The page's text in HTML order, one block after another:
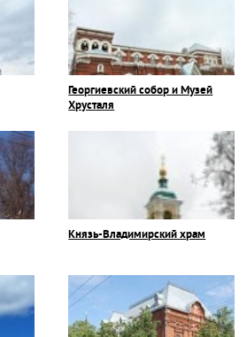
Георгиевский собор и Музей
Хрусталя
Князь-Владимирский храм